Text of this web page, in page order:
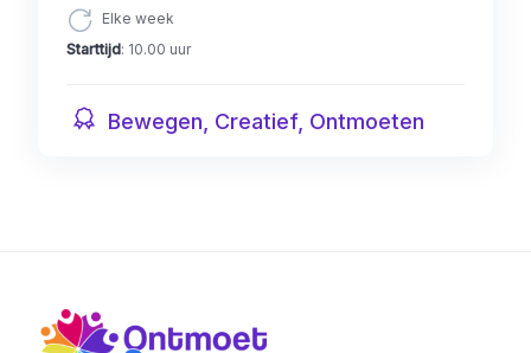
Elke week
Starttijd: 10.00 uur
Bewegen, Creatief, Ontmoeten